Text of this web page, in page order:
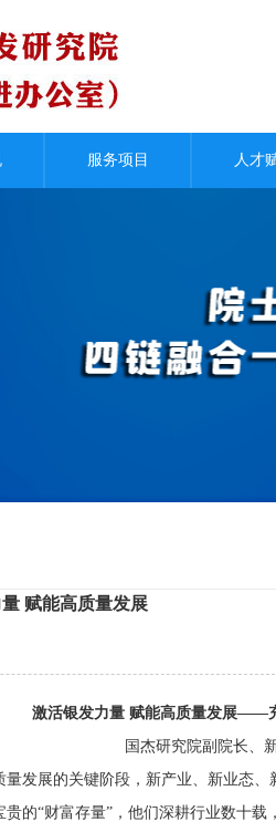
服务项目
资金咨询
产业运营
人才
赋能高质量发展
激活银发力量 赋能高质量发展——
国杰研究院副院长、
展的关键阶段，新产业、新业态、
的“财富存量”，他们深耕行业数十